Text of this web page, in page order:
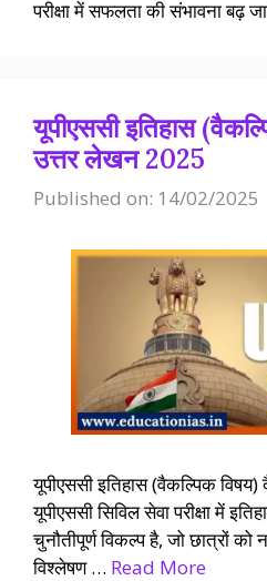
परीक्षा में सफलता की संभावना बढ़
यूपीएससी इतिहास
उत्तर लेखन 2025
Published on: 14/02/2025
यूपीएससी इतिहास (वैकल्पिक
यूपीएससी सिविल सेवा परीक्षा में
चुनौतीपूर्ण विकल्प है, जो छात्रों
विश्लेषण … Read More